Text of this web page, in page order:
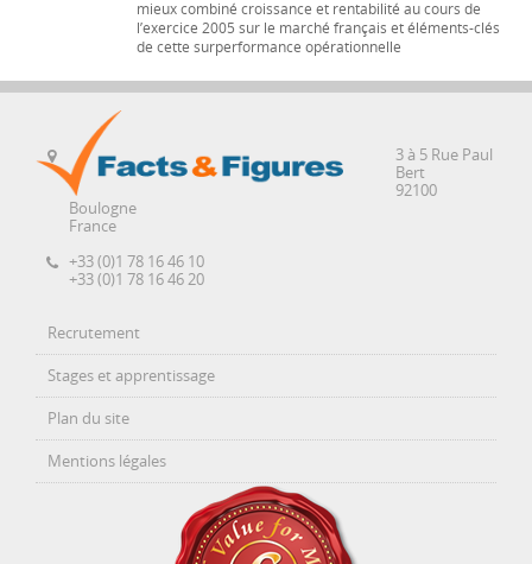
mieux combiné croissance et rentabilité au cours de
l’exercice 2005 sur le marché français et éléments-clés
de cette surperformance opérationnelle
3 à 5 Rue Paul
Bert
92100
Boulogne
France
+33 (0)1 78 16 46 10
+33 (0)1 78 16 46 20
Recrutement
Stages et apprentissage
Plan du site
Mentions légales